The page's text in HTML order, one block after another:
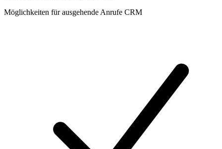
Möglichkeiten für ausgehende Anrufe CRM